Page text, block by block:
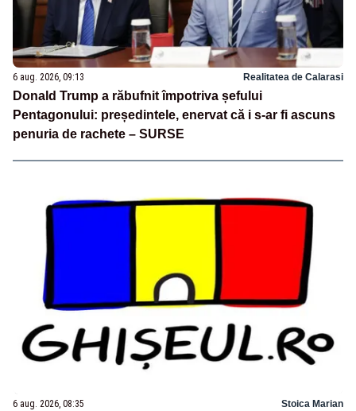
6 aug. 2026, 09:13 Realitatea de Calarasi
Donald Trump a răbufnit împotriva șefului
Pentagonului: președintele, enervat că i s-ar fi ascuns
penuria de rachete – SURSE
6 aug. 2026, 08:35 Stoica Marian